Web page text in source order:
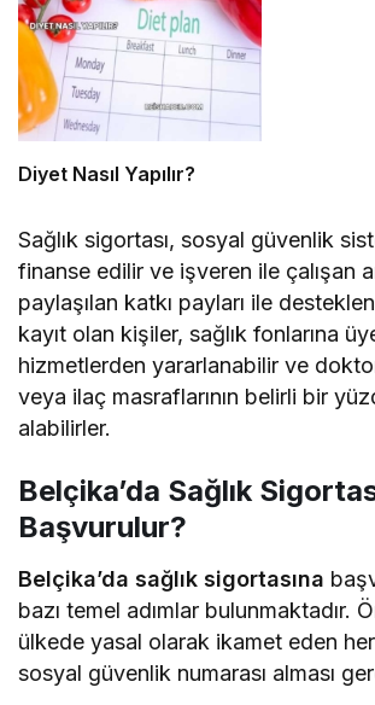
Diyet Nasıl Yapılır?
Sağlık sigortası, sosyal güvenlik
finanse edilir ve işveren ile çalışan
paylaşılan katkı payları ile
kayıt olan kişiler, sağlık fonlarına
hizmetlerden yararlanabilir ve
veya ilaç masraflarının belirli bir
alabilirler.
Belçika’da Sağlık
Başvurulur?
Belçika’da sağlık sigortasına
bazı temel adımlar bulunmaktadır.
ülkede yasal olarak ikamet eden
sosyal güvenlik numarası alması